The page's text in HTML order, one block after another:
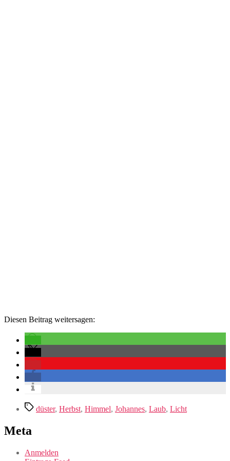
Diesen Beitrag weitersagen:
Schlagwörter
düster, Herbst, Himmel, Johannes, Laub, Licht
Meta
Anmelden